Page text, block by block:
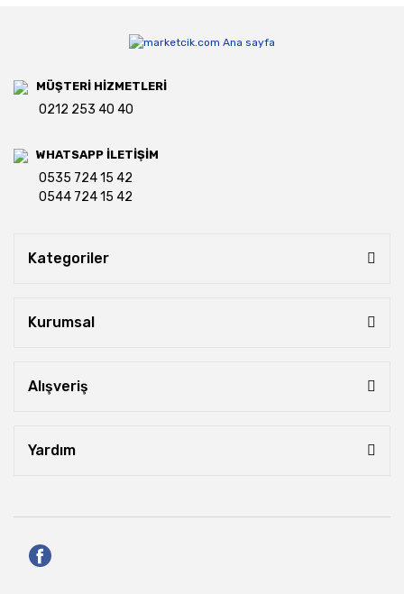
MÜŞTERİ HİZMETLERİ
0212 253 40 40
WHATSAPP İLETİŞİM
0535 724 15 42
0544 724 15 42
Kategoriler
Kurumsal
Alışveriş
Yardım